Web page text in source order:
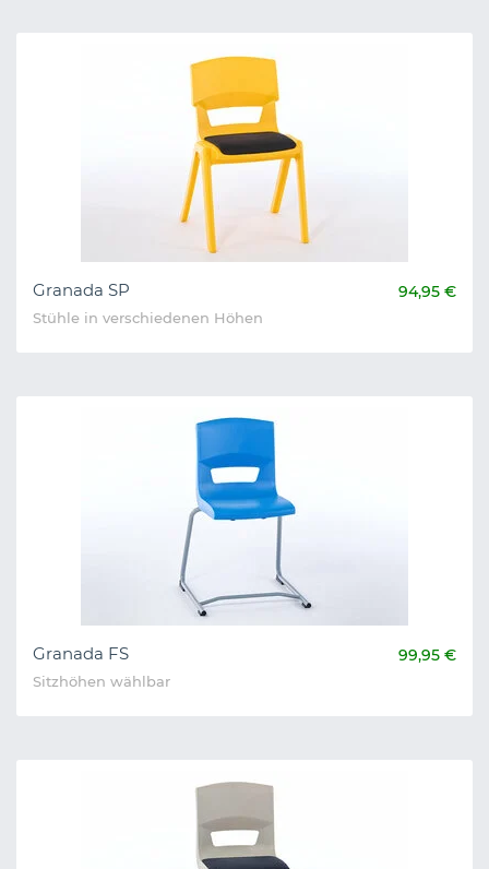
Granada SP 94,95 €
Stühle in verschiedenen Höhen
Granada FS 99,95 €
Sitzhöhen wählbar